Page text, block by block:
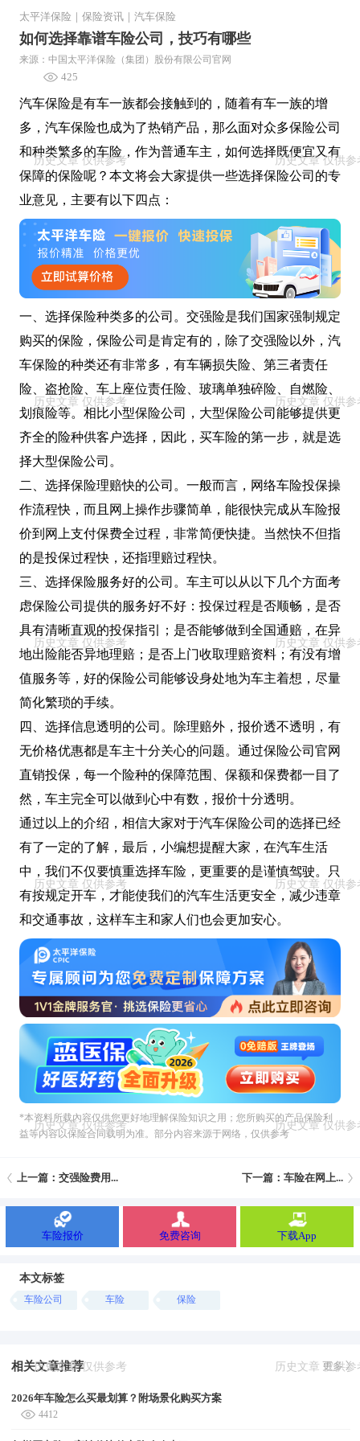
太平洋保险 保险资讯 汽车保险
如何选择靠谱车险公司，技巧有哪些
来源：中国太平洋保险（集团）股份有限公司官网
425
汽车保险是有车一族都会接触到的，随着有车一族的增
多，汽车保险也成为了热销产品，那么面对众多保险公司
和种类繁多的车险，作为普通车主，如何选择既便宜又有
保障的保险呢？本文将会大家提供一些选择保险公司的专
业意见，主要有以下四点：
一、选择保险种类多的公司。交强险是我们国家强制规定
购买的保险，保险公司是肯定有的，除了交强险以外，汽
车保险的种类还有非常多，有车辆损失险、第三者责任
险、盗抢险、车上座位责任险、玻璃单独碎险、自燃险、
划痕险等。相比小型保险公司，大型保险公司能够提供更
齐全的险种供客户选择，因此，买车险的第一步，就是选
择大型保险公司。
二、选择保险理赔快的公司。一般而言，网络车险投保操
作流程快，而且网上操作步骤简单，能很快完成从车险报
价到网上支付保费全过程，非常简便快捷。当然快不但指
的是投保过程快，还指理赔过程快。
三、选择保险服务好的公司。车主可以从以下几个方面考
虑保险公司提供的服务好不好：投保过程是否顺畅，是否
具有清晰直观的投保指引；是否能够做到全国通赔，在异
地出险能否异地理赔；是否上门收取理赔资料；有没有增
值服务等，好的保险公司能够设身处地为车主着想，尽量
简化繁琐的手续。
四、选择信息透明的公司。除理赔外，报价透不透明，有
无价格优惠都是车主十分关心的问题。通过保险公司官网
直销投保，每一个险种的保障范围、保额和保费都一目了
然，车主完全可以做到心中有数，报价十分透明。
通过以上的介绍，相信大家对于汽车保险公司的选择已经
有了一定的了解，最后，小编想提醒大家，在汽车生活
中，我们不仅要慎重选择车险，更重要的是谨慎驾驶。只
有按规定开车，才能使我们的汽车生活更安全，减少违章
和交通事故，这样车主和家人们也会更加安心。
*本资料所载內容仅供您更好地理解保险知识之用；您所购买的产品保险利
益等内容以保险合同载明为准。部分内容来源于网络，仅供参考
上一篇：交强险费用... 下一篇：车险在网上...
车险报价 免费咨询 下载App
本文标签
车险公司 车险 保险
相关文章推荐 更多
2026年车险怎么买最划算？附场景化购买方案
4412